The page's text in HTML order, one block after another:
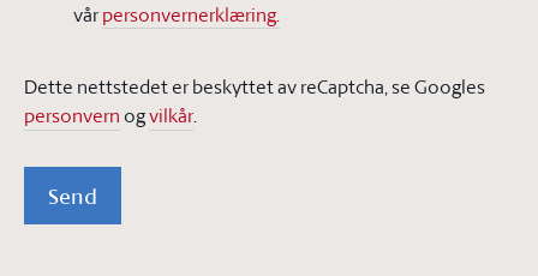
vårpersonvernerklæring.
Dette nettstedet er beskyttet av reCaptcha, se Googles
personvern ogvilkår.
Send